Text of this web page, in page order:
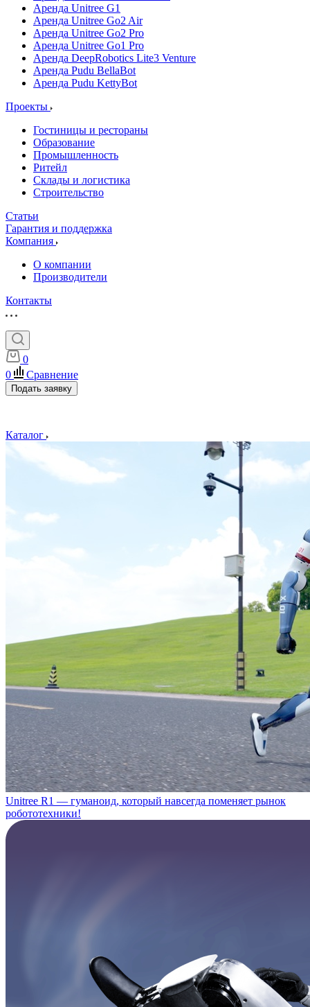
Аренда Unitree G1
Аренда Unitree Go2 Air
Аренда Unitree Go2 Pro
Аренда Unitree Go1 Pro
Аренда DeepRobotics Lite3 Venture
Аренда Pudu BellaBot
Аренда Pudu KettyBot
Проекты
Гостиницы и рестораны
Образование
Промышленность
Ритейл
Склады и логистика
Строительство
Статьи
Гарантия и поддержка
Компания
О компании
Производители
Контакты
0
0
Сравнение
Подать заявку
Каталог
Unitree R1 — гуманоид, который навсегда поменяет рынок
робототехники!